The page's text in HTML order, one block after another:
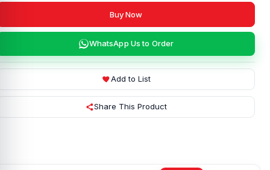
Buy Now
WhatsApp Us to Order
Add to List
Share This Product